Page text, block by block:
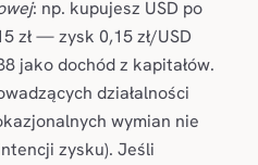
: np. kupujesz USD po
zł — zysk 0,15 zł/USD
jako dochód z kapitałów.
działalności
wymian nie
zysku). Jeśli